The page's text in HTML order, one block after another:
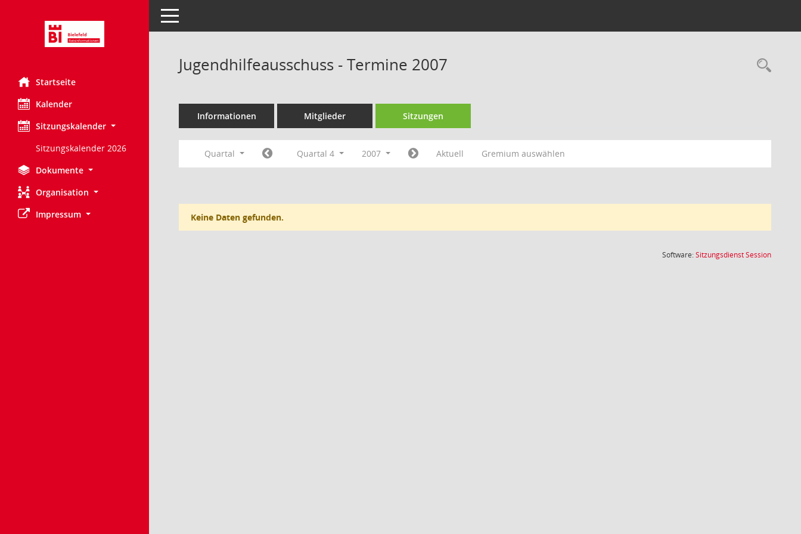
Startseite
Kalender
Sitzungskalender
Sitzungskalender 2026
Dokumente
Organisation
Impressum
Toggle navigation
Jugendhilfeausschuss - Termine 2007
Informationen Mitglieder Sitzungen
Quartal Quartal 4 2007 Aktuell Gremium auswählen
Keine Daten gefunden.
Software:SitzungsdienstSession(Wird in